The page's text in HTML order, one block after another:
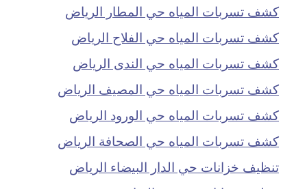
كشف تسربات المياه حي المطار الرياض
كشف تسربات المياه حي الفلاح الرياض
كشف تسربات المياه حي الندى الرياض
كشف تسربات المياه حي المصيف الرياض
كشف تسربات المياه حي الورود الرياض
كشف تسربات المياه حي الصحافة الرياض
تنظيف خزانات حي الدار البيضاء الرياض